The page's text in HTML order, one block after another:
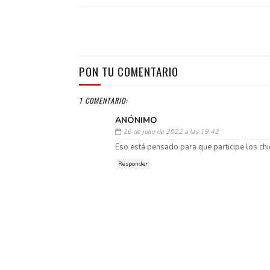
PON TU COMENTARIO
1 COMENTARIO:
ANÓNIMO
26 de julio de 2022 a las 19:42
Eso está pensado para que participe los
Responder